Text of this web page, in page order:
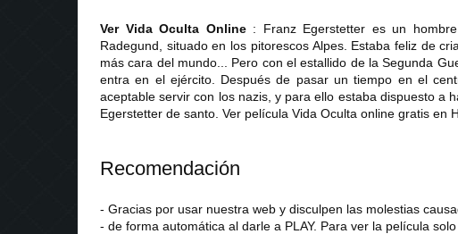
Ver Vida Oculta Online : Franz Egerstetter es un
Radegund, situado en los pitorescos Alpes. Estaba feliz de
más cara del mundo... Pero con el estallido de la Segunda
entra en el ejército. Después de pasar un tiempo en el
aceptable servir con los nazis, y para ello estaba dispuesto a
Egerstetter de santo. Ver película Vida Oculta online gratis en
Recomendación
- Gracias por usar nuestra web y disculpen las molestias
- de forma automática al darle a PLAY. Para ver la película